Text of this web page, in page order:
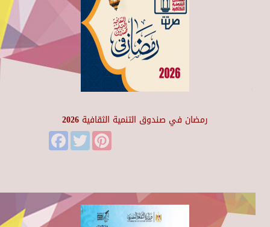
رمضان في صندوق التنمية الثقافية 2026
FacebookTwitter